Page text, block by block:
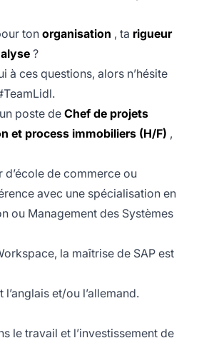
ton organisation , ta rigueur
?
à ces questions, alors n’hésite
poste de Chef de projets
et process immobiliers (H/F) ,
d’école de commerce ou
avec une spécialisation en
ou Management des Systèmes
la maîtrise de SAP est
et/ou l’allemand.
le travail et l’investissement de